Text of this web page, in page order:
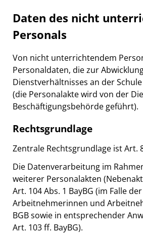
Daten des nicht
Personals
Von nicht unterrichtendem
Personaldaten, die zur
Dienstverhältnisses an der
(die Personalakte wird von der
Beschäftigungsbehörde geführt).
Rechtsgrundlage
Zentrale Rechtsgrundlage ist Art.
Die Datenverarbeitung im
weiterer Personalakten
Art. 104 Abs. 1 BayBG (im Falle der
Arbeitnehmerinnen und
BGB sowie in entsprechender
Art. 103 ff. BayBG).